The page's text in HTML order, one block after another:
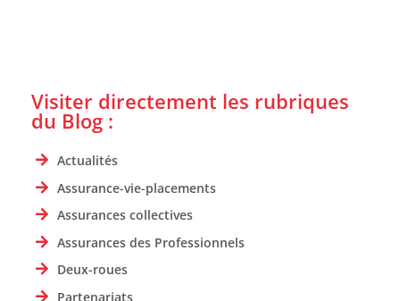
Visiter directement les rubriques
du Blog :
Actualités
Assurance-vie-placements
Assurances collectives
Assurances des Professionnels
Deux-roues
Partenariats